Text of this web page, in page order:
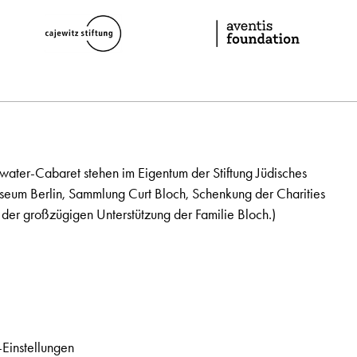
Cabaret stehen im Eigentum der Stiftung Jüdisches
Berlin, Sammlung Curt Bloch, Schenkung der Charities
großzügigen Unterstützung der Familie Bloch.)